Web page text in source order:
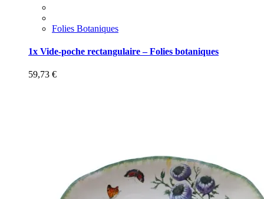
Folies Botaniques
1x Vide-poche rectangulaire – Folies botaniques
59,73 €